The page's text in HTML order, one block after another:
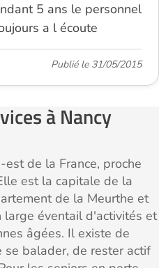
5 ans le personnel
a l écoute
Publié le 31/05/2015
à Nancy
de la France, proche
est la capitale de la
de la Meurthe et
éventail d'activités et
âgées. Il existe de
balader, de rester actif